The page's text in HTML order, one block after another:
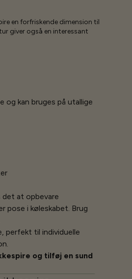
en forfriskende dimension til
giver også en interessant
og kan bruges på utallige
det at opbevare
pose i køleskabet. Brug
perfekt til individuelle
og tilføj en sund